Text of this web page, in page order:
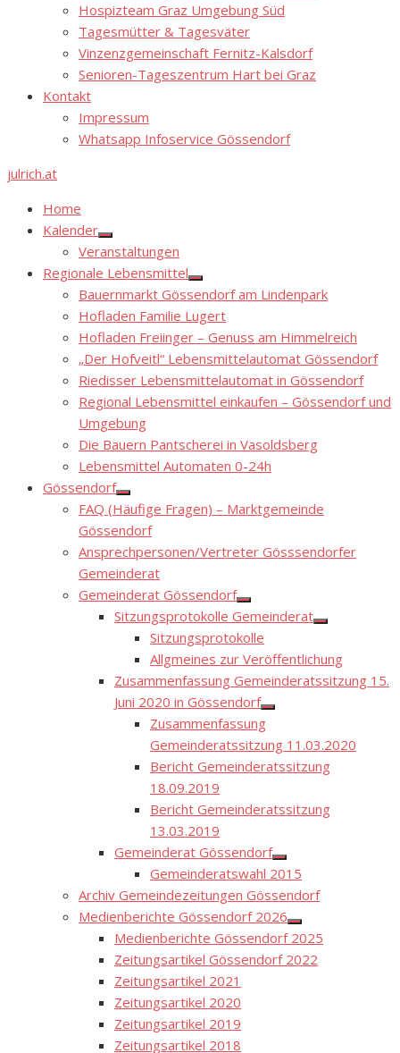
Hospizteam Graz Umgebung Süd
Tagesmütter & Tagesväter
Vinzenzgemeinschaft Fernitz-Kalsdorf
Senioren-Tageszentrum Hart bei Graz
Kontakt
Impressum
Whatsapp Infoservice Gössendorf
julrich.at
Home
Kalender
Show
sub
menu
Veranstaltungen
Regionale Lebensmittel
Show
sub
menu
Bauernmarkt Gössendorf am Lindenpark
Hofladen Familie Lugert
Hofladen Freiinger – Genuss am Himmelreich
„Der Hofveitl“ Lebensmittelautomat Gössendorf
Riedisser Lebensmittelautomat in Gössendorf
Regional Lebensmittel einkaufen – Gössendorf und
Umgebung
Die Bauern Pantscherei in Vasoldsberg
Lebensmittel Automaten 0-24h
Gössendorf
Show
sub
menu
FAQ (Häufige Fragen) – Marktgemeinde
Gössendorf
Ansprechpersonen/Vertreter Gösssendorfer
Gemeinderat
Gemeinderat Gössendorf
Show
sub
menu
Sitzungsprotokolle Gemeinderat
Show
menu
Sitzungsprotokolle
Allgmeines zur Veröffentlichung
Zusammenfassung Gemeinderatssitzung 15.
Juni 2020 in Gössendorf
Show
menu
Zusammenfassung
Gemeinderatssitzung 11.03.2020
Bericht Gemeinderatssitzung
18.09.2019
Bericht Gemeinderatssitzung
13.03.2019
Gemeinderat Gössendorf
Show
sub
menu
Gemeinderatswahl 2015
Archiv Gemeindezeitungen Gössendorf
Medienberichte Gössendorf 2026
Show
sub
menu
Medienberichte Gössendorf 2025
Zeitungsartikel Gössendorf 2022
Zeitungsartikel 2021
Zeitungsartikel 2020
Zeitungsartikel 2019
Zeitungsartikel 2018